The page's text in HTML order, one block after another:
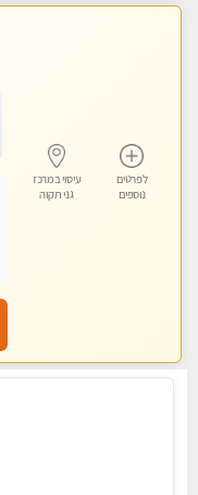
לפרטים
נוספים
עיסוי במרכז
גני תקוה